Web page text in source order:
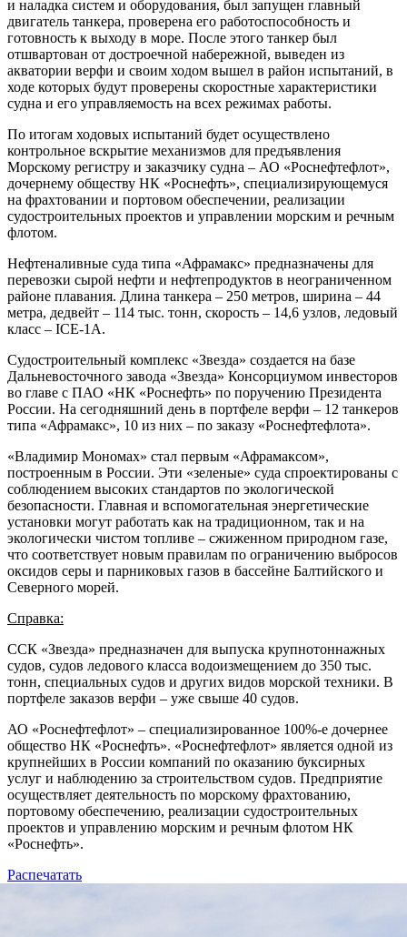
и наладка систем и оборудования, был запущен главный
двигатель танкера, проверена его работоспособность и
готовность к выходу в море. После этого танкер был
отшвартован от достроечной набережной, выведен из
акватории верфи и своим ходом вышел в район испытаний, в
ходе которых будут проверены скоростные характеристики
судна и его управляемость на всех режимах работы.
По итогам ходовых испытаний будет осуществлено
контрольное вскрытие механизмов для предъявления
Морскому регистру и заказчику судна – АО «Роснефтефлот»,
дочернему обществу НК «Роснефть», специализирующемуся
на фрахтовании и портовом обеспечении, реализации
судостроительных проектов и управлении морским и речным
флотом.
Нефтеналивные суда типа «Афрамакс» предназначены для
перевозки сырой нефти и нефтепродуктов в неограниченном
районе плавания. Длина танкера – 250 метров, ширина – 44
метра, дедвейт – 114 тыс. тонн, скорость – 14,6 узлов, ледовый
класс – ICE-1А.
Судостроительный комплекс «Звезда» создается на базе
Дальневосточного завода «Звезда» Консорциумом инвесторов
во главе с ПАО «НК «Роснефть» по поручению Президента
России. На сегодняшний день в портфеле верфи – 12 танкеров
типа «Афрамакс», 10 из них – по заказу «Роснефтефлота».
«Владимир Мономах» стал первым «Афрамаксом»,
построенным в России. Эти «зеленые» суда спроектированы с
соблюдением высоких стандартов по экологической
безопасности. Главная и вспомогательная энергетические
установки могут работать как на традиционном, так и на
экологически чистом топливе – сжиженном природном газе,
что соответствует новым правилам по ограничению выбросов
оксидов серы и парниковых газов в бассейне Балтийского и
Северного морей.
Справка:
ССК «Звезда» предназначен для выпуска крупнотоннажных
судов, судов ледового класса водоизмещением до 350 тыс.
тонн, специальных судов и других видов морской техники. В
портфеле заказов верфи – уже свыше 40 судов.
АО «Роснефтефлот» – специализированное 100%-е дочернее
общество НК «Роснефть». «Роснефтефлот» является одной из
крупнейших в России компаний по оказанию буксирных
услуг и наблюдению за строительством судов. Предприятие
осуществляет деятельность по морскому фрахтованию,
портовому обеспечению, реализации судостроительных
проектов и управлению морским и речным флотом НК
«Роснефть».
Распечатать